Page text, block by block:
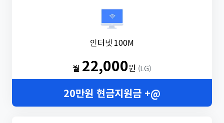
인터넷 100M
월 22,000원 (LG)
20만원 현금지원금 +@